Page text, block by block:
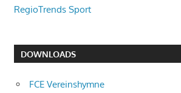
RegioTrends Sport
DOWNLOADS
FCE Vereinshymne